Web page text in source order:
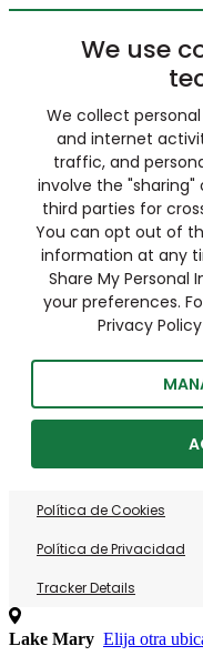
We use
We collect
and internet
traffic, and
involve the
third parties for
You can opt out of
information at any
Share My Personal
your preferences.
Privacy
Política de Cookies
Política de Privacidad
Tracker Details
Lake Mary Elija otra